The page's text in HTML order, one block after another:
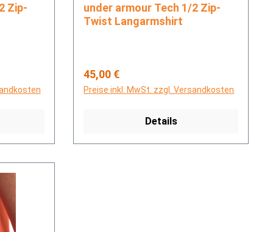
under armour Tech 1/2 Zip-
Twist Langarmshirt
Regulärer Preis:
45,00 €
Preise inkl. MwSt. zzgl. Versandkosten
Details